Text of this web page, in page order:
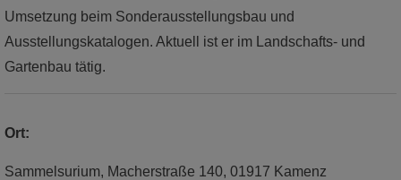
Umsetzung beim Sonderausstellungsbau und
Ausstellungskatalogen. Aktuell ist er im Landschafts- und
Gartenbau tätig.
Ort:
Sammelsurium, Macherstraße 140, 01917 Kamenz